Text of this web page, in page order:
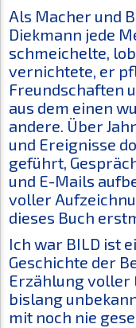
Als Macher und
Diekmann jede
schmeichelte,
vernichtete, er
Freundschaften
aus dem einen
andere. Über
und Ereignisse
geführt,
und E-Mails
voller
dieses Buch
Ich war BILD ist
Geschichte der
Erzählung voller
bislang
mit noch nie